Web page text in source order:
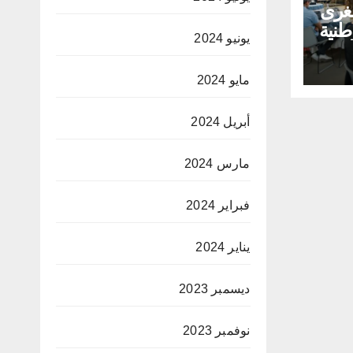
يونيو 2024
مايو 2024
أبريل 2024
مارس 2024
فبراير 2024
يناير 2024
ديسمبر 2023
نوفمبر 2023